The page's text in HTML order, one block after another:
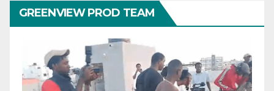
GREENVIEW PROD TEAM